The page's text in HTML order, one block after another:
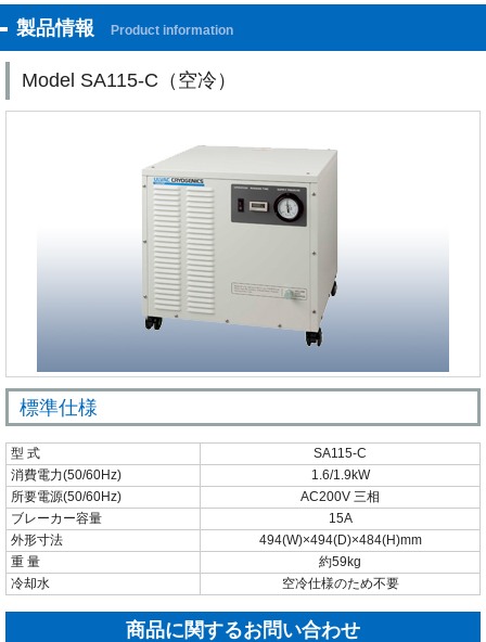
製品情報 Product information
Model SA115-C（空冷）
標準仕様
型 式
SA115-C
消費電力(50/60Hz)
1.6/1.9kW
所要電源(50/60Hz)
AC200V 三相
ブレーカー容量
15A
外形寸法
494(W)×494(D)×484(H)mm
重 量
約59kg
冷却水
空冷仕様のため不要
商品に関するお問い合わせ